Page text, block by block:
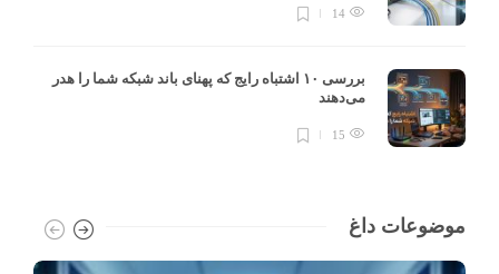
14
بررسی ۱۰ اشتباه رایج که پهنای باند شبکه شما را هدر
می‌دهند
15
موضوعات داغ